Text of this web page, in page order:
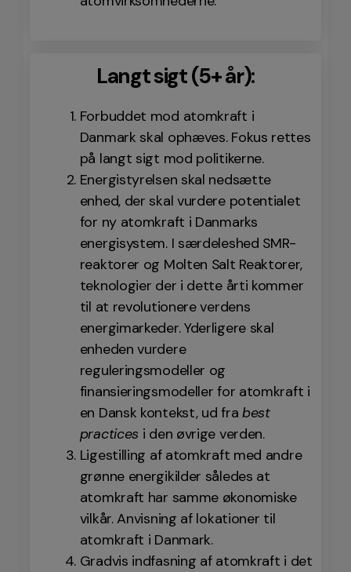
Langt sigt (5+ år):
Forbuddet mod atomkraft i
Danmark skal ophæves. Fokus rettes
på langt sigt mod politikerne.
Energistyrelsen skal nedsætte
enhed, der skal vurdere potentialet
for ny atomkraft i Danmarks
energisystem. I særdeleshed SMR-
reaktorer og Molten Salt Reaktorer,
teknologier der i dette årti kommer
til at revolutionere verdens
energimarkeder. Yderligere skal
enheden vurdere
reguleringsmodeller og
finansieringsmodeller for atomkraft i
en Dansk kontekst, ud fra best
practices i den øvrige verden.
Ligestilling af atomkraft med andre
grønne energikilder således at
atomkraft har samme økonomiske
vilkår. Anvisning af lokationer til
atomkraft i Danmark.
Gradvis indfasning af atomkraft i det